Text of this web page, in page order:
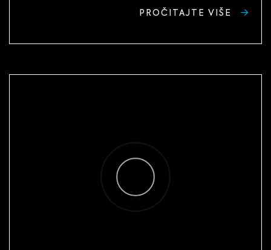
PROČITAJTE VIŠE